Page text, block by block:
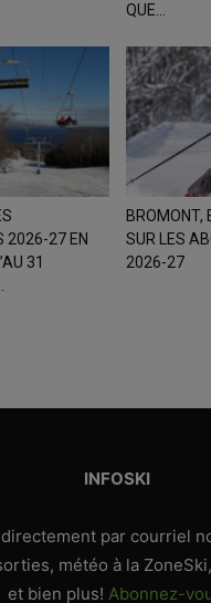
QUE...
2026-27 EN
31
BROMONT,
SUR LES
2026-27
INFOSKI
par courriel
météo à la
et bien plus! Abonnez-